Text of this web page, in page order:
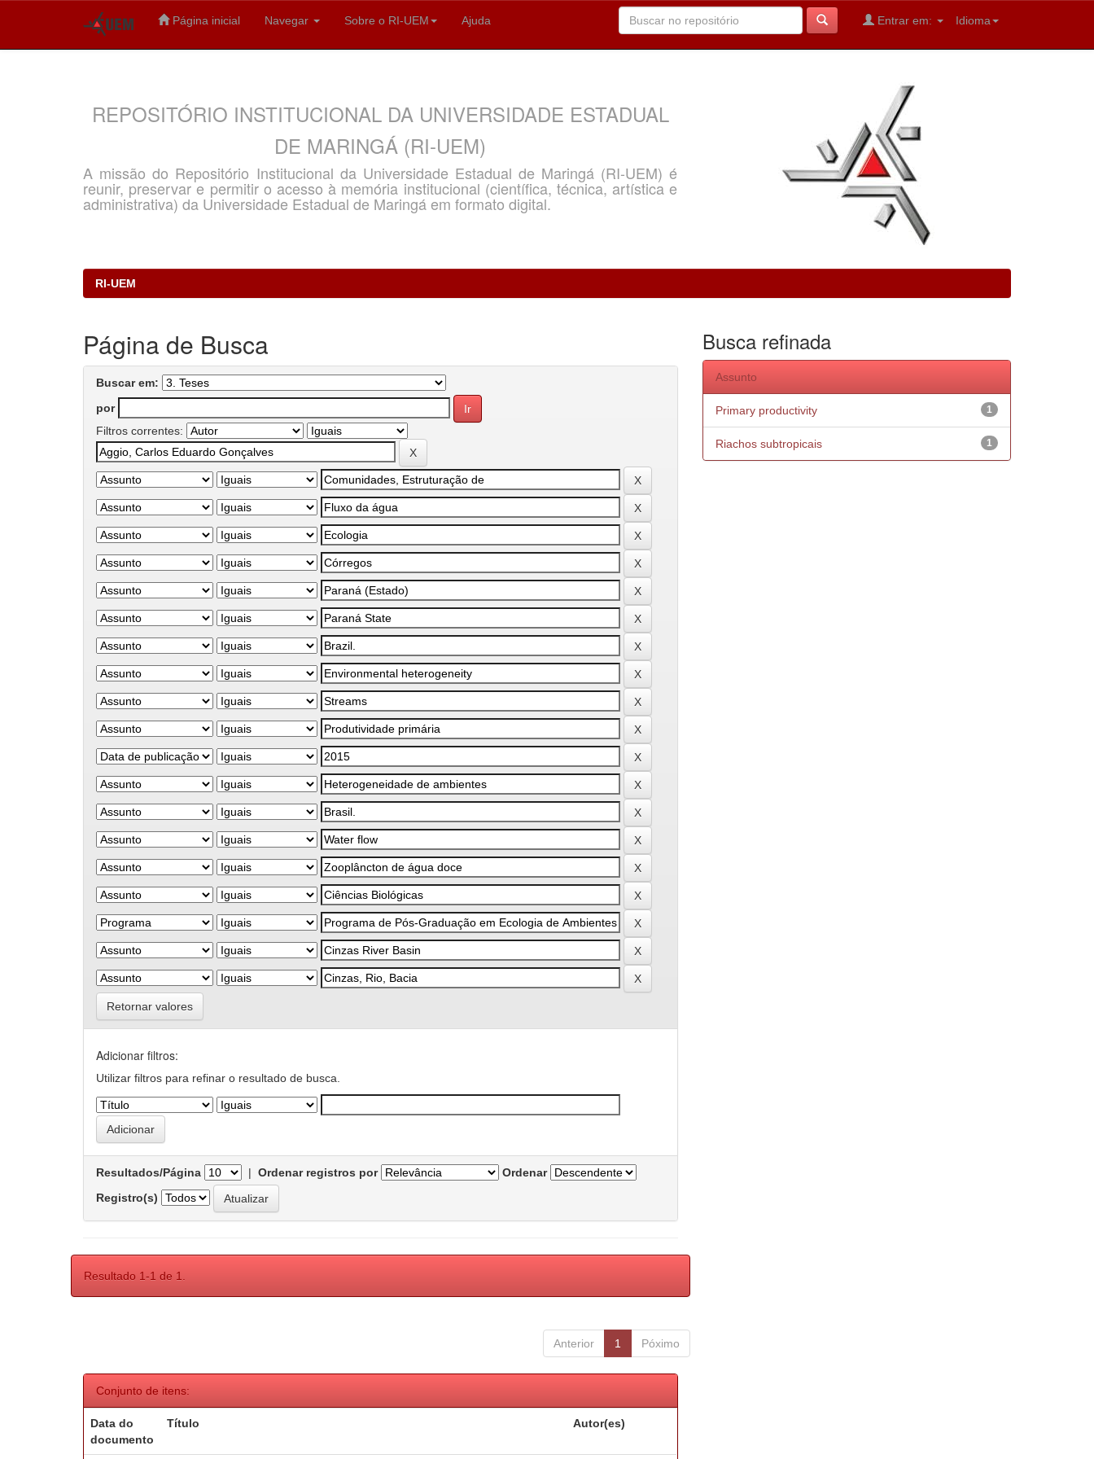
Página inicial Navegar Sobre o RI-UEM Ajuda Idioma
Entrar em:
REPOSITÓRIO INSTITUCIONAL DA UNIVERSIDADE ESTADUAL
DE MARINGÁ (RI-UEM)
A missão do Repositório Institucional da Universidade Estadual de Maringá (RI-UEM) é
reunir, preservar e permitir o acesso à memória institucional (científica, técnica, artística e
administrativa) da Universidade Estadual de Maringá em formato digital.
RI-UEM
Página de Busca
Buscar em:
por
Filtros correntes:
Retornar valores
Adicionar filtros:
Utilizar filtros para refinar o resultado de busca.
Resultados/Página | Ordenar registros por
Ordenar
Registro(s)
Resultado 1-1 de 1.
Anterior 1 Póximo
Conjunto de itens:
Data do
documento
Título Autor(es)
Busca refinada
Assunto
1
Primary productivity
1
Riachos subtropicais